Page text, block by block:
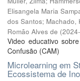
Elisangela Maria
dos Santos; Machado,
Romão Alves de (
Video educativo
Confusão (CAM)
Microlearning em
Ecossistema de